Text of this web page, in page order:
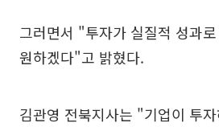
그러면서 "투자가 실질적 성과
원하겠다"고 밝혔다.
김관영 전북지사는 "기업이 투